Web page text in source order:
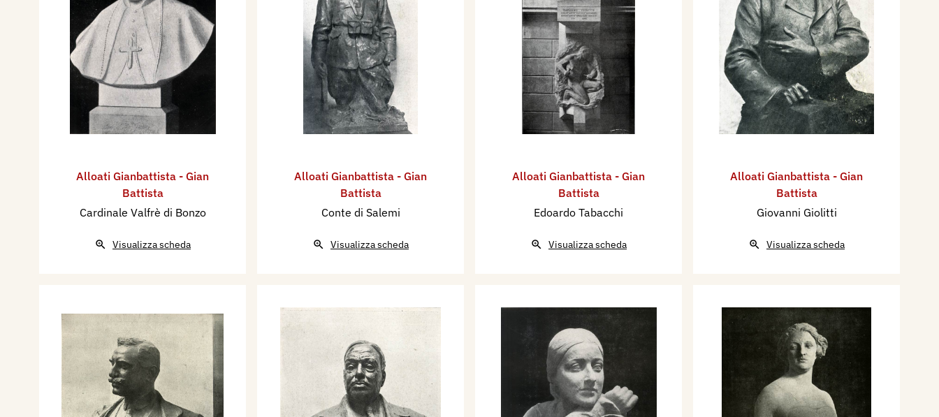
Alloati Gianbattista - Gian
Battista
Cardinale Valfrè di Bonzo
Visualizza scheda
Alloati Gianbattista - Gian
Battista
Conte di Salemi
Visualizza scheda
Alloati Gianbattista - Gian
Battista
Edoardo Tabacchi
Visualizza scheda
Alloati Gianbattista - Gian
Battista
Giovanni Giolitti
Visualizza scheda